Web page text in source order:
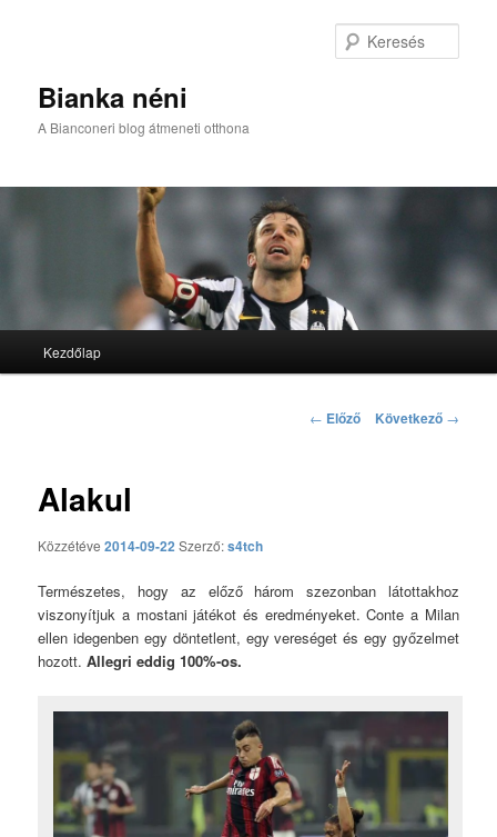
Bianka néni
A Bianconeri blog átmeneti otthona
Tovább az elsődleges tartalomra
Tovább a másodlagos tartalomra
Kezdőlap
Bejegyzés navigáció
← Előző Következő →
Alakul
Közzétéve2014-09-22 Szerző:s4tch
Természetes, hogy az előző három szezonban látottakhoz
viszonyítjuk a mostani játékot és eredményeket. Conte a Milan
ellen idegenben egy döntetlent, egy vereséget és egy győzelmet
hozott.Allegri eddig 100%-os.